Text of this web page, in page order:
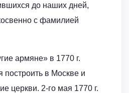
до наших дней,
с фамилией
армяне» в 1770 г.
построить в Москве и
церкви. 2-го мая 1770 г.